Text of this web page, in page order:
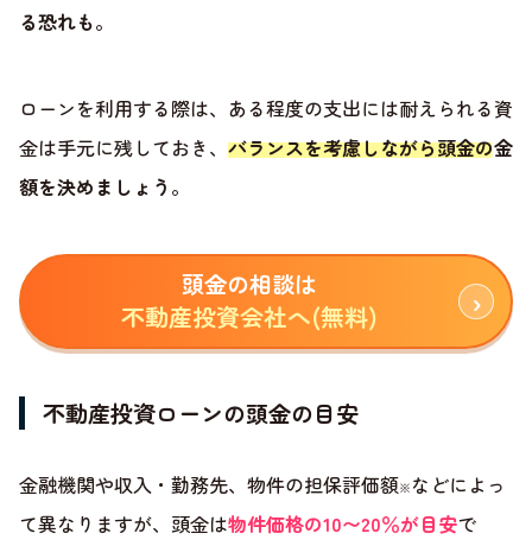
る恐れも。
ローンを利用する際は、ある程度の支出には耐えられる資
金は手元に残しておき、 バランスを考慮しながら頭金の金
額を決めましょう 。
頭金の相談は
不動産投資会社へ(無料)
不動産投資ローンの頭金の目安
金融機関や収入・勤務先、物件の担保評価額※ などによっ
て異なりますが、頭金は物件価格の10〜20％が目安で